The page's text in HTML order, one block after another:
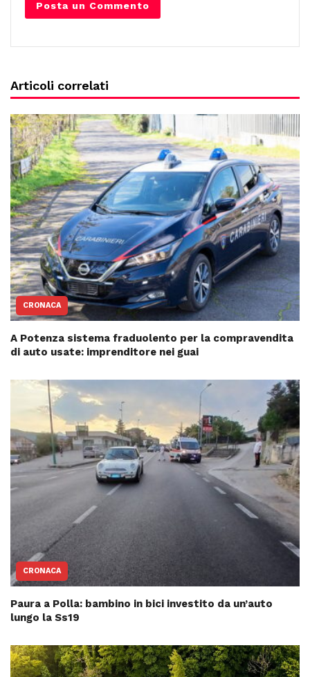
Articoli correlati
CRONACA
A Potenza sistema fraduolento per la compravendita
di auto usate: imprenditore nei guai
CRONACA
Paura a Polla: bambino in bici investito da un’auto
lungo la Ss19